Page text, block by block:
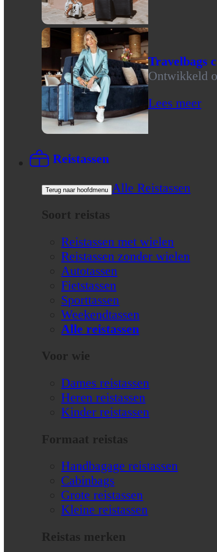
Travelbags
Ontwikkeld
Lees meer
Reistassen
Terug naar hoofdmenu
Alle Reistassen
Soort reistas
Reistassen met wielen
Reistassen zonder wielen
Autotassen
Fietstassen
Sporttassen
Weekendtassen
Alle reistassen
Voor wie
Dames reistassen
Heren reistassen
Kinder reistassen
Formaat reistas
Handbagage reistassen
Cabinbags
Grote reistassen
Kleine reistassen
Reistas merken